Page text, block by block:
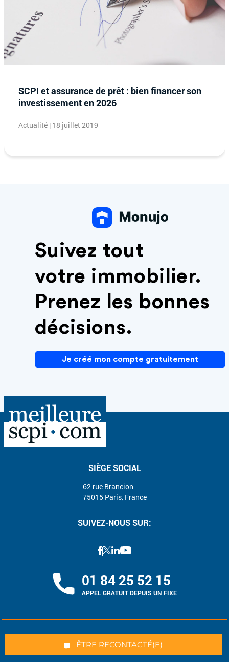
“Excellent”, 165 avis
ÊTRE RECONTACTÉ(E)
SCPI et assurance de prêt : bien financer son
investissement en 2026
Actualité | 18 juillet 2019
Suivez tout
votre immobilier.
Prenez les bonnes
décisions.
Je créé mon compte gratuitement
SIÈGE SOCIAL
62 rue Brancion
75015 Paris, France
SUIVEZ-NOUS SUR:
01 84 25 52 15
APPEL GRATUIT DEPUIS UN FIXE
SCPI